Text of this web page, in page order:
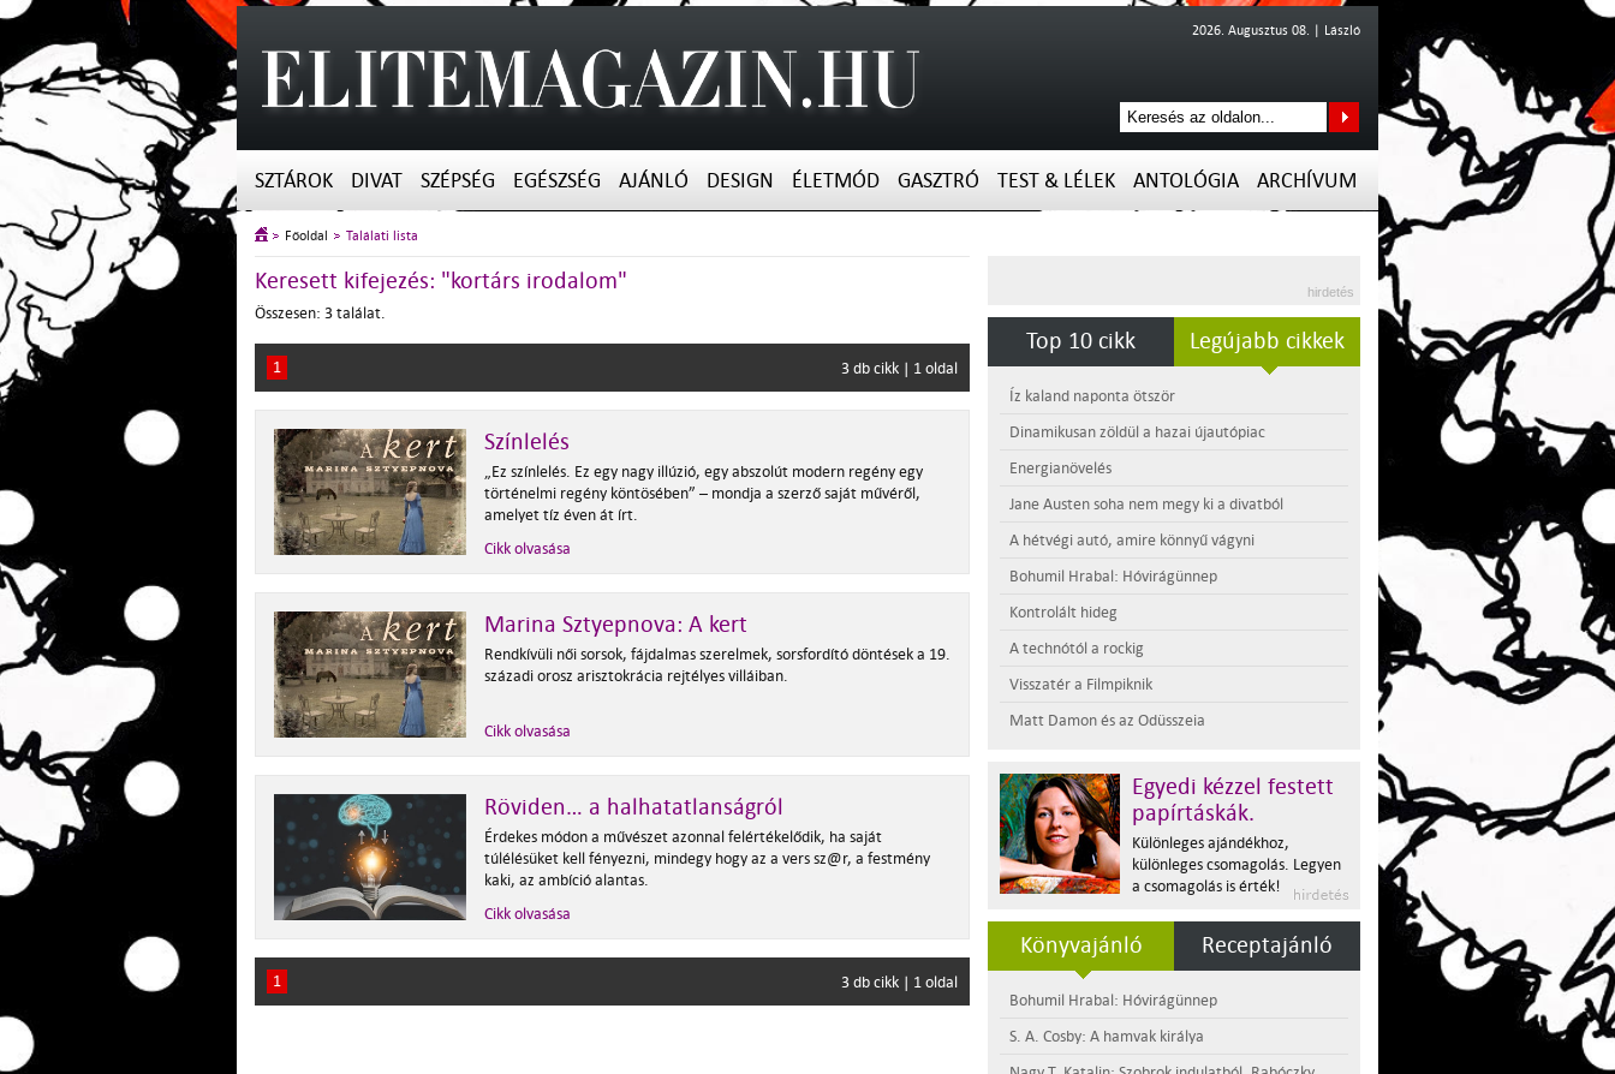
2026. Augusztus 08. | László
SZTÁROK DIVAT SZÉPSÉG EGÉSZSÉG AJÁNLÓ DESIGN ÉLETMÓD GASZTRÓ TEST & LÉLEK ANTOLÓGIA ARCHÍVUM
Főoldal Találati lista
Keresett kifejezés: "kortárs irodalom"
Összesen: 3 találat.
1 3 db cikk | 1 oldal
Színlelés
„Ez színlelés. Ez egy nagy illúzió, egy abszolút modern regény egy
történelmi regény köntösében” – mondja a szerző saját művéről,
amelyet tíz éven át írt.
Cikk olvasása
Marina Sztyepnova: A kert
Rendkívüli női sorsok, fájdalmas szerelmek, sorsfordító döntések a 19.
századi orosz arisztokrácia rejtélyes villáiban.
Cikk olvasása
Röviden… a halhatatlanságról
Érdekes módon a művészet azonnal felértékelődik, ha saját
túlélésüket kell fényezni, mindegy hogy az a vers sz@r, a festmény
kaki, az ambíció alantas.
Cikk olvasása
1 3 db cikk | 1 oldal
hirdetés
Top 10 cikk Legújabb cikkek
Íz kaland naponta ötször
Dinamikusan zöldül a hazai újautópiac
Energianövelés
Jane Austen soha nem megy ki a divatból
A hétvégi autó, amire könnyű vágyni
Bohumil Hrabal: Hóvirágünnep
Kontrolált hideg
A technótól a rockig
Visszatér a Filmpiknik
Matt Damon és az Odüsszeia
Egyedi kézzel festett
papírtáskák.
Különleges ajándékhoz,
különleges csomagolás. Legyen
a csomagolás is érték!
Könyvajánló Receptajánló
Bohumil Hrabal: Hóvirágünnep
S. A. Cosby: A hamvak királya